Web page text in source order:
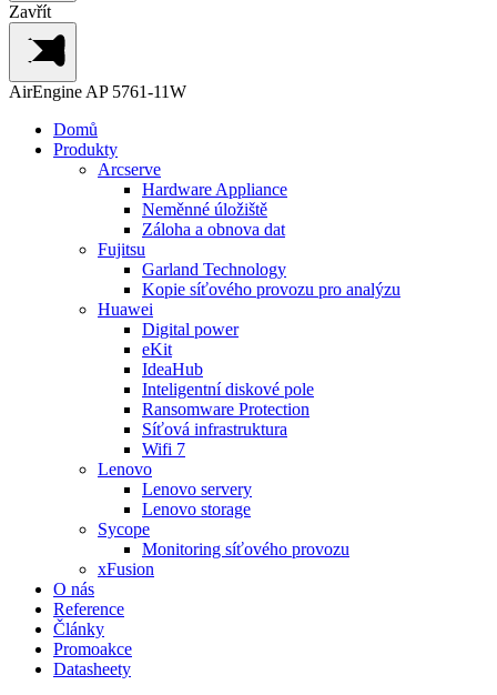
Zavřít
AirEngine AP 5761-11W
Domů
Produkty
Arcserve
Hardware Appliance
Neměnné úložiště
Záloha a obnova dat
Fujitsu
Garland Technology
Kopie síťového provozu pro analýzu
Huawei
Digital power
eKit
IdeaHub
Inteligentní diskové pole
Ransomware Protection
Síťová infrastruktura
Wifi 7
Lenovo
Lenovo servery
Lenovo storage
Sycope
Monitoring síťového provozu
xFusion
O nás
Reference
Články
Promoakce
Datasheety